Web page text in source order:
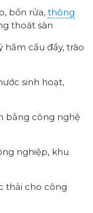
bồn rửa, thông
thoát sàn
hầm cầu đầy, trào
sinh hoạt,
bằng công nghệ
nghiệp, khu
thải cho công